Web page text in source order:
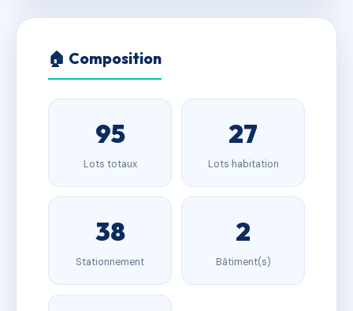
🏠 Composition
95
Lots totaux
27
Lots habitation
38
Stationnement
2
Bâtiment(s)